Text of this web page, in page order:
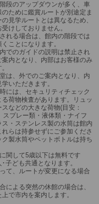
段のアップダウンが多く、車
ために鑑賞ルートが別途定ま
見学ルートとは異なるため、
けしておりません。
れる場合は、館内の階段では
ことになります。
でのガイドの説明は禁止され
内となり、内部はお客様のみ
は、外でのご案内となり、内
いただきます。
には、セキュリティチェック
荷物検査があります。リュッ
などの大きな荷物(目安：
プレー類・液体類・ナイフ
・ステンレス製の水筒は館内
らは持参せずにご参加くださ
製水筒やペットボトルは持ち
関して5歳以下は無料です
子ども共通となります。
て、ルートが変更になる場合
による突然の休館の場合は、
で市内を案内します。